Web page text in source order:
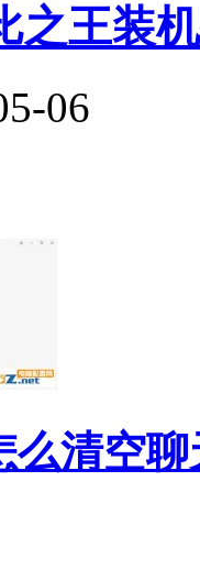
之王装
06
么清空